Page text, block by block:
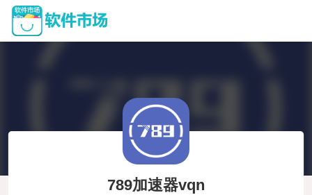
789加速器vqn